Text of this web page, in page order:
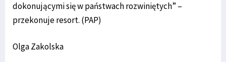
dokonującymi się w państwach rozwiniętych” –
przekonuje resort. (PAP)
Olga Zakolska